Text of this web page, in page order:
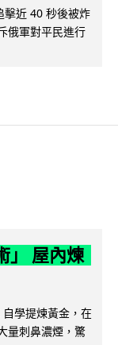
擊近 40 秒後被炸
俄軍對平民進行
」 屋內煉
學提煉黃金，在
量刺鼻濃煙，驚